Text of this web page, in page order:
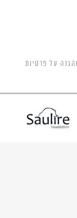
על פרטיות